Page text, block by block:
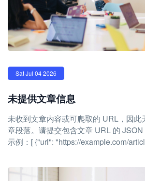
Sat Jul 04 2026
未提供文章信息
未收到文章内容或可爬取的 URL，因此
章段落。请提交包含文章 URL 的
示例：[ {"url": "https://example.com/